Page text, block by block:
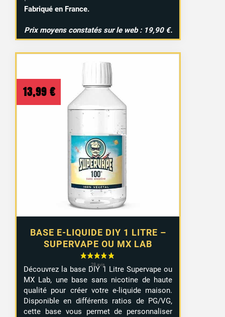
30 avis
Fabriqué en France.
Prix moyens constatés sur le web : 19,90 €.
BASE E-LIQUIDE DIY 1 LITRE –
SUPERVAPE OU MX LAB
13,99 €
Découvrez la base DIY 1 Litre Supervape ou
MX Lab, une base sans nicotine de haute
qualité pour créer votre e-liquide maison.
Disponible en différents ratios de PG/VG,
cette base vous permet de personnaliser